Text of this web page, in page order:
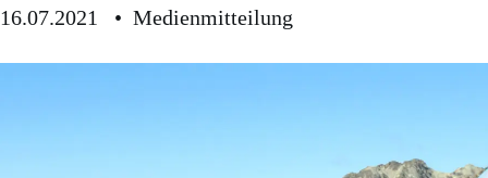
16.07.2021 • Medienmitteilung